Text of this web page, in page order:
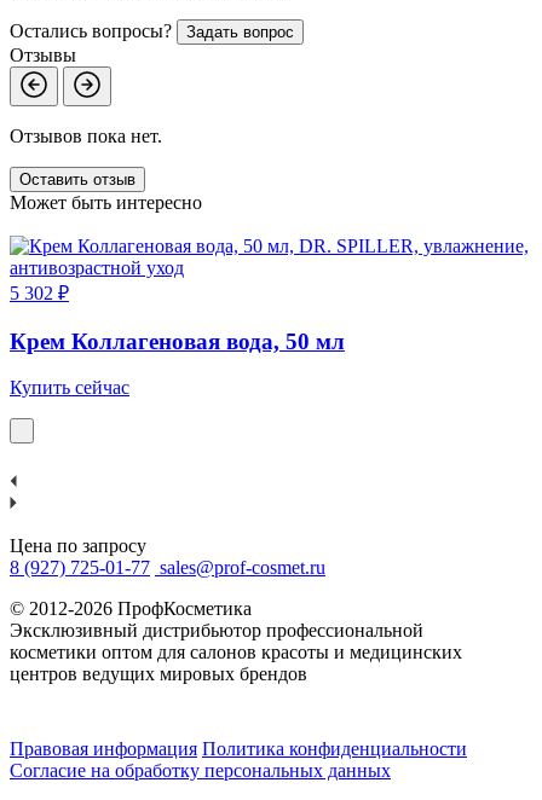
Остались вопросы? Задать вопрос
Отзывы
Отзывов пока нет.
Оставить отзыв
Может быть интересно
5 302 ₽
Крем Коллагеновая вода, 50 мл
Купить сейчас
Цена по запросу
8 (927) 725-01-77 sales@prof-cosmet.ru
© 2012-2026 ПрофКосметика
Эксклюзивный дистрибьютор профессиональной
косметики оптом для салонов красоты и медицинских
центров ведущих мировых брендов
Правовая информация Политика конфиденциальности
Согласие на обработку персональных данных